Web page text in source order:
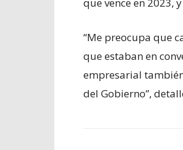
“Me preocupa que
que estaban en
empresarial
del Gobierno”,